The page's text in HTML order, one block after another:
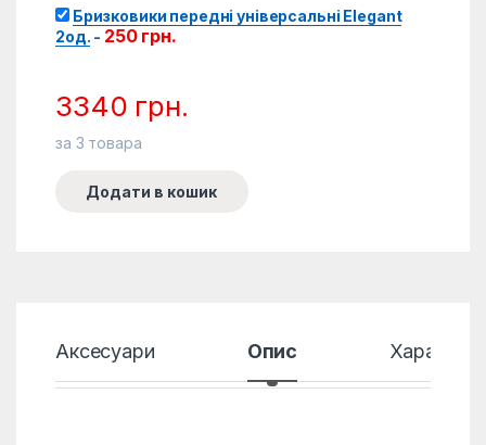
Бризковики передні універсальні Elegant
2од. - 250 грн.
3340 грн.
за 3 товара
Додати в кошик
Аксесуари Опис